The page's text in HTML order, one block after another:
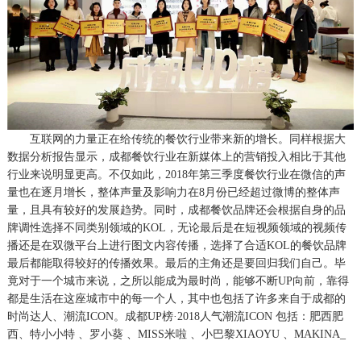
互联网的力量正在给传统的餐饮行业带来新的增长。同样根据大
数据分析报告显示，成都餐饮行业在新媒体上的营销投入相比于其他
行业来说明显更高。不仅如此， 2018年第三季度餐饮行业在微信的声
量也在逐月增长，整体声量及影响力在8月份已经超过微博的整体声
量，且具有较好的发展趋势。同时，成都餐饮品牌还会根据自身的品
牌调性选择不同类别领域的KOL，无论最后是在短视频领域的视频传
播还是在双微平台上进行图文内容传播，选择了合适KOL的餐饮品牌
最后都能取得较好的传播效果。最后的主角还是要回归我们自己。毕
竟对于一个城市来说，之所以能成为最时尚，能够不断UP向前，靠得
都是生活在这座城市中的每一个人 ， 其中也包括了许多来自于成都的
时尚达人、潮流ICON。成都UP榜·2018人气潮流ICON 包括： 肥西肥
西
特小小特 罗小葵 MISS米啦 小巴黎XIAOYU
MAKINA_